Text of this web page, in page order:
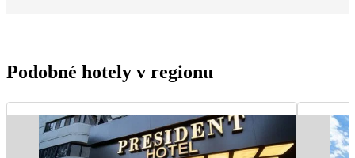
Podobné hotely v regionu